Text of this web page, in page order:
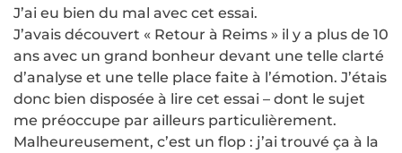
J’ai eu bien du mal avec cet essai.
J’avais découvert « Retour à Reims » il y a plus de 10
ans avec un grand bonheur devant une telle clarté
d’analyse et une telle place faite à l’émotion. J’étais
donc bien disposée à lire cet essai – dont le sujet
me préoccupe par ailleurs particulièrement.
Malheureusement, c’est un flop : j’ai trouvé ça à la